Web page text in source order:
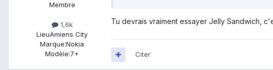
Membre
1,6k
LieuAmiens City
Marque:Nokia
Modèle:7+
Tu devrais vraiment essayer Jelly Sandwich,
Citer